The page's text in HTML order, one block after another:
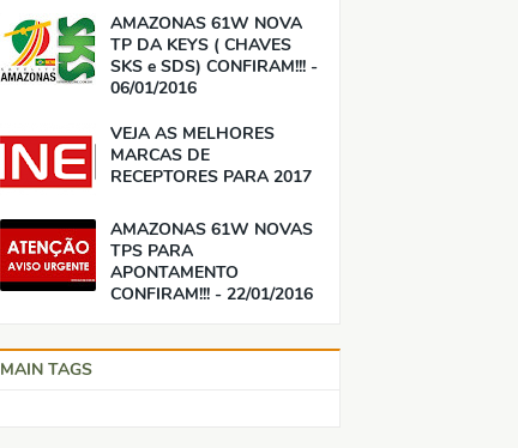
AMAZONAS 61W NOVA
TP DA KEYS ( CHAVES
SKS e SDS) CONFIRAM!!! -
06/01/2016
VEJA AS MELHORES
MARCAS DE
RECEPTORES PARA 2017
AMAZONAS 61W NOVAS
TPS PARA
APONTAMENTO
CONFIRAM!!! - 22/01/2016
MAIN TAGS